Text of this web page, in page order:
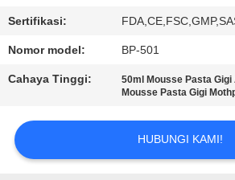
PERMINTAAN
PENAWARAN
PETA
SITUS
Sertifikasi:
Nomor model: BP-501
Cahaya Tinggi: 50ml Mousse Pasta
Mousse Pasta Gigi
HUBUNGI KAMI!